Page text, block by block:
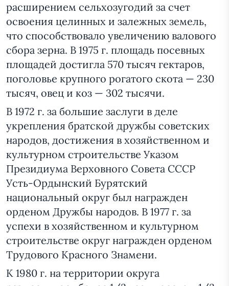
расширением сельхозугодий за счет
освоения целинных и залежных земель,
что способствовало увеличению валового
сбора зерна. В 1975 г. площадь посевных
площадей достигла 570 тысяч гектаров,
поголовье крупного рогатого скота — 230
тысяч, овец и коз — 302 тысячи.
В 1972 г. за большие заслуги в деле
укрепления братской дружбы советских
народов, достижения в хозяйственном и
культурном строительстве Указом
Президиума Верховного Совета СССР
Усть-Ордынский Бурятский
национальный округ был награжден
орденом Дружбы народов. В 1977 г. за
успехи в хозяйственном и культурном
строительстве округ награжден орденом
Трудового Красного Знамени.
К 1980 г. на территории округа